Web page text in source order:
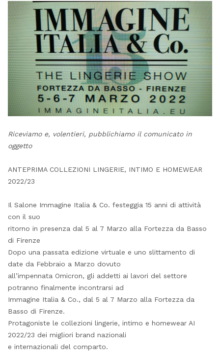
Riceviamo e, volentieri, pubblichiamo il comunicato in
oggetto
ANTEPRIMA COLLEZIONI LINGERIE, INTIMO E HOMEWEAR
2022/23
Il Salone Immagine Italia & Co. festeggia 15 anni di attività
con il suo
ritorno in presenza dal 5 al 7 Marzo alla Fortezza da Basso
di Firenze
Dopo una passata edizione virtuale e uno slittamento di
date da Febbraio a Marzo dovuto
all’impennata Omicron, gli addetti ai lavori del settore
potranno finalmente incontrarsi ad
Immagine Italia & Co., dal 5 al 7 Marzo alla Fortezza da
Basso di Firenze.
Protagoniste le collezioni lingerie, intimo e homewear AI
2022/23 dei migliori brand nazionali
e internazionali del comparto.